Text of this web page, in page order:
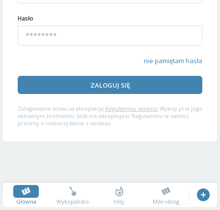
Hasło
nie pamiętam hasła
ZALOGUJ SIĘ
Zalogowanie oznacza akceptację Regulaminu serwisu Wykop.pl w jego
aktualnym brzmieniu. Jeśli nie akceptujesz Regulaminu w całości,
prosimy o niekorzystanie z serwisu.
Główna Wykopalisko Hity Mikroblog